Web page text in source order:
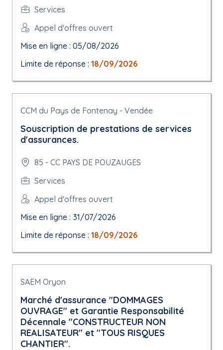
Services
Appel d'offres ouvert
Mise en ligne : 05/08/2026
Limite de réponse : 18/09/2026
CCM du Pays de Fontenay - Vendée
Souscription de prestations de services
d'assurances.
85 - CC PAYS DE POUZAUGES
Services
Appel d'offres ouvert
Mise en ligne : 31/07/2026
Limite de réponse : 18/09/2026
SAEM Oryon
Marché d'assurance "DOMMAGES
OUVRAGE" et Garantie Responsabilité
Décennale "CONSTRUCTEUR NON
REALISATEUR" et "TOUS RISQUES
CHANTIER".